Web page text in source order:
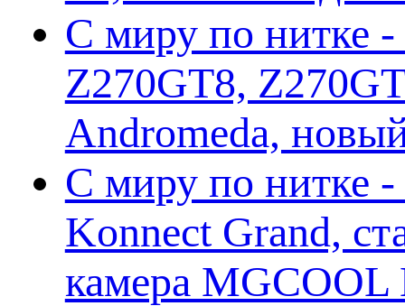
С миру по нитке -
Z270GT8,
Andromeda,
С миру по нитке -
Konnect Grand,
камера MGCOOL